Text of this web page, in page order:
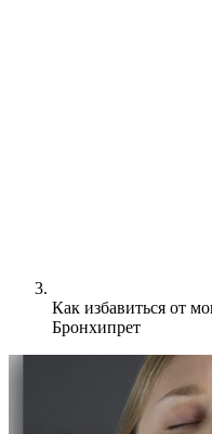
Как избавиться от
Бронхипрет